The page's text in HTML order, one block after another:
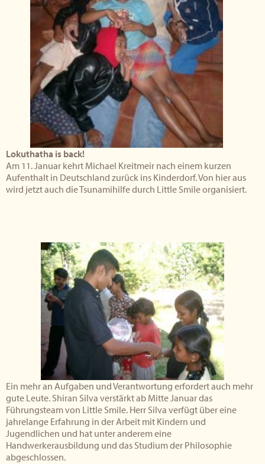
Lokuthatha is back!
Am 11. Januar kehrt Michael Kreitmeir nach einem kurzen
Aufenthalt in Deutschland zurück ins Kinderdorf. Von hier aus
wird jetzt auch die Tsunamihilfe durch Little Smile organisiert.
Ein mehr an Aufgaben und Verantwortung erfordert auch mehr
gute Leute. Shiran Silva verstärkt ab Mitte Januar das
Führungsteam von Little Smile. Herr Silva verfügt über eine
jahrelange Erfahrung in der Arbeit mit Kindern und
Jugendlichen und hat unter anderem eine
Handwerkerausbildung und das Studium der Philosophie
abgeschlossen.